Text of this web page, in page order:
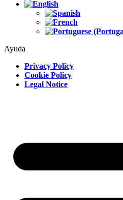
Ayuda
Privacy Policy
Cookie Policy
Legal Notice